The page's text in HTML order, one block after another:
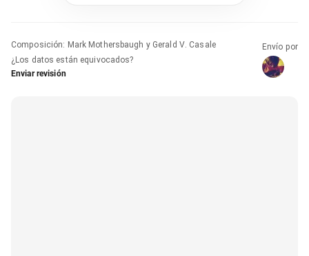
Composición: Mark Mothersbaugh y Gerald V. Casale
¿Los datos están equivocados?
Enviar revisión
Envío por